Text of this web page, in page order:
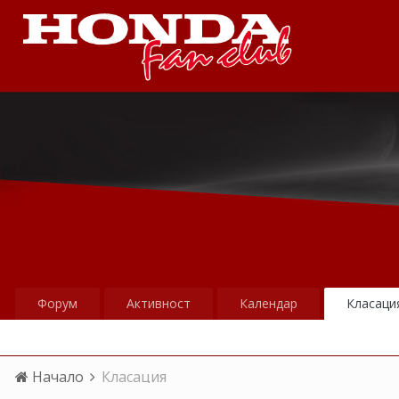
Форум Активност Календар
Начало Класация